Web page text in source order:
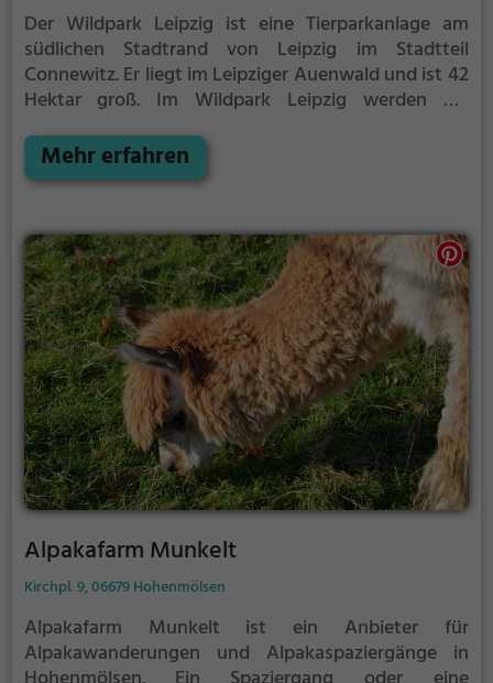
Der Wildpark Leipzig ist eine Tierparkanlage am
südlichen Stadtrand von Leipzig im Stadtteil
Connewitz. Er liegt im Leipziger Auenwald und ist 42
Hektar groß. Im Wildpark Leipzig werden bei
250 Tieren gezeigt, die in Mitteleuropa leben oder
gelebt haben oder die hier heimisch geworden sind.
Großgehege. Weitläufige Gehege gibt es außerdem
für Rehe, Wildschweine, Elche und Wisente. Luchse,
Fischotter, Wildkatzen, Waschbären, Mink,
Rotfüchse und der Europäische Nerz werden in
offenen Freigehegen gehalten.
Mehr erfahren
Alpakafarm Munkelt
Kirchpl. 9, 06679 Hohenmölsen
Alpakafarm Munkelt ist ein Anbieter für
Alpakawanderungen und Alpakaspaziergänge in